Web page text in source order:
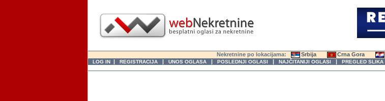
Nekretnine po lokacijama: Srbija Crna Gora
LOG IN | REGISTRACIJA | UNOS OGLASA | POSLEDNJI OGLASI | NAJČITANIJI OGLASI | PREGLED SLIKA